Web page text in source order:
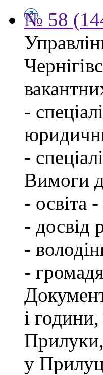
№ 58
-
-
Вимоги
- освіта
- досвід
-
-
і
у